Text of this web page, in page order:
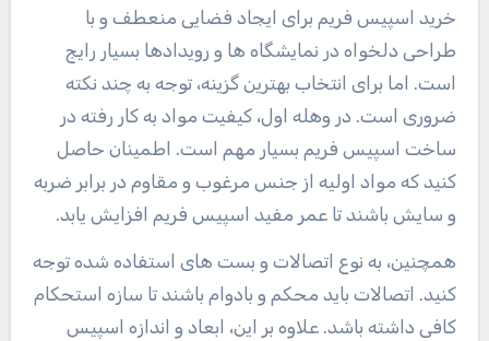
خرید اسپیس فریم برای ایجاد فضایی منعطف و با
طراحی دلخواه در نمایشگاه ها و رویدادها بسیار رایج
است. اما برای انتخاب بهترین گزینه، توجه به چند نکته
ضروری است. در وهله اول، کیفیت مواد به کار رفته در
ساخت اسپیس فریم بسیار مهم است. اطمینان حاصل
کنید که مواد اولیه از جنس مرغوب و مقاوم در برابر ضربه
و سایش باشند تا عمر مفید اسپیس فریم افزایش یابد.
همچنین، به نوع اتصالات و بست های استفاده شده توجه
کنید. اتصالات باید محکم و بادوام باشند تا سازه استحکام
کافی داشته باشد. علاوه بر این، ابعاد و اندازه اسپیس